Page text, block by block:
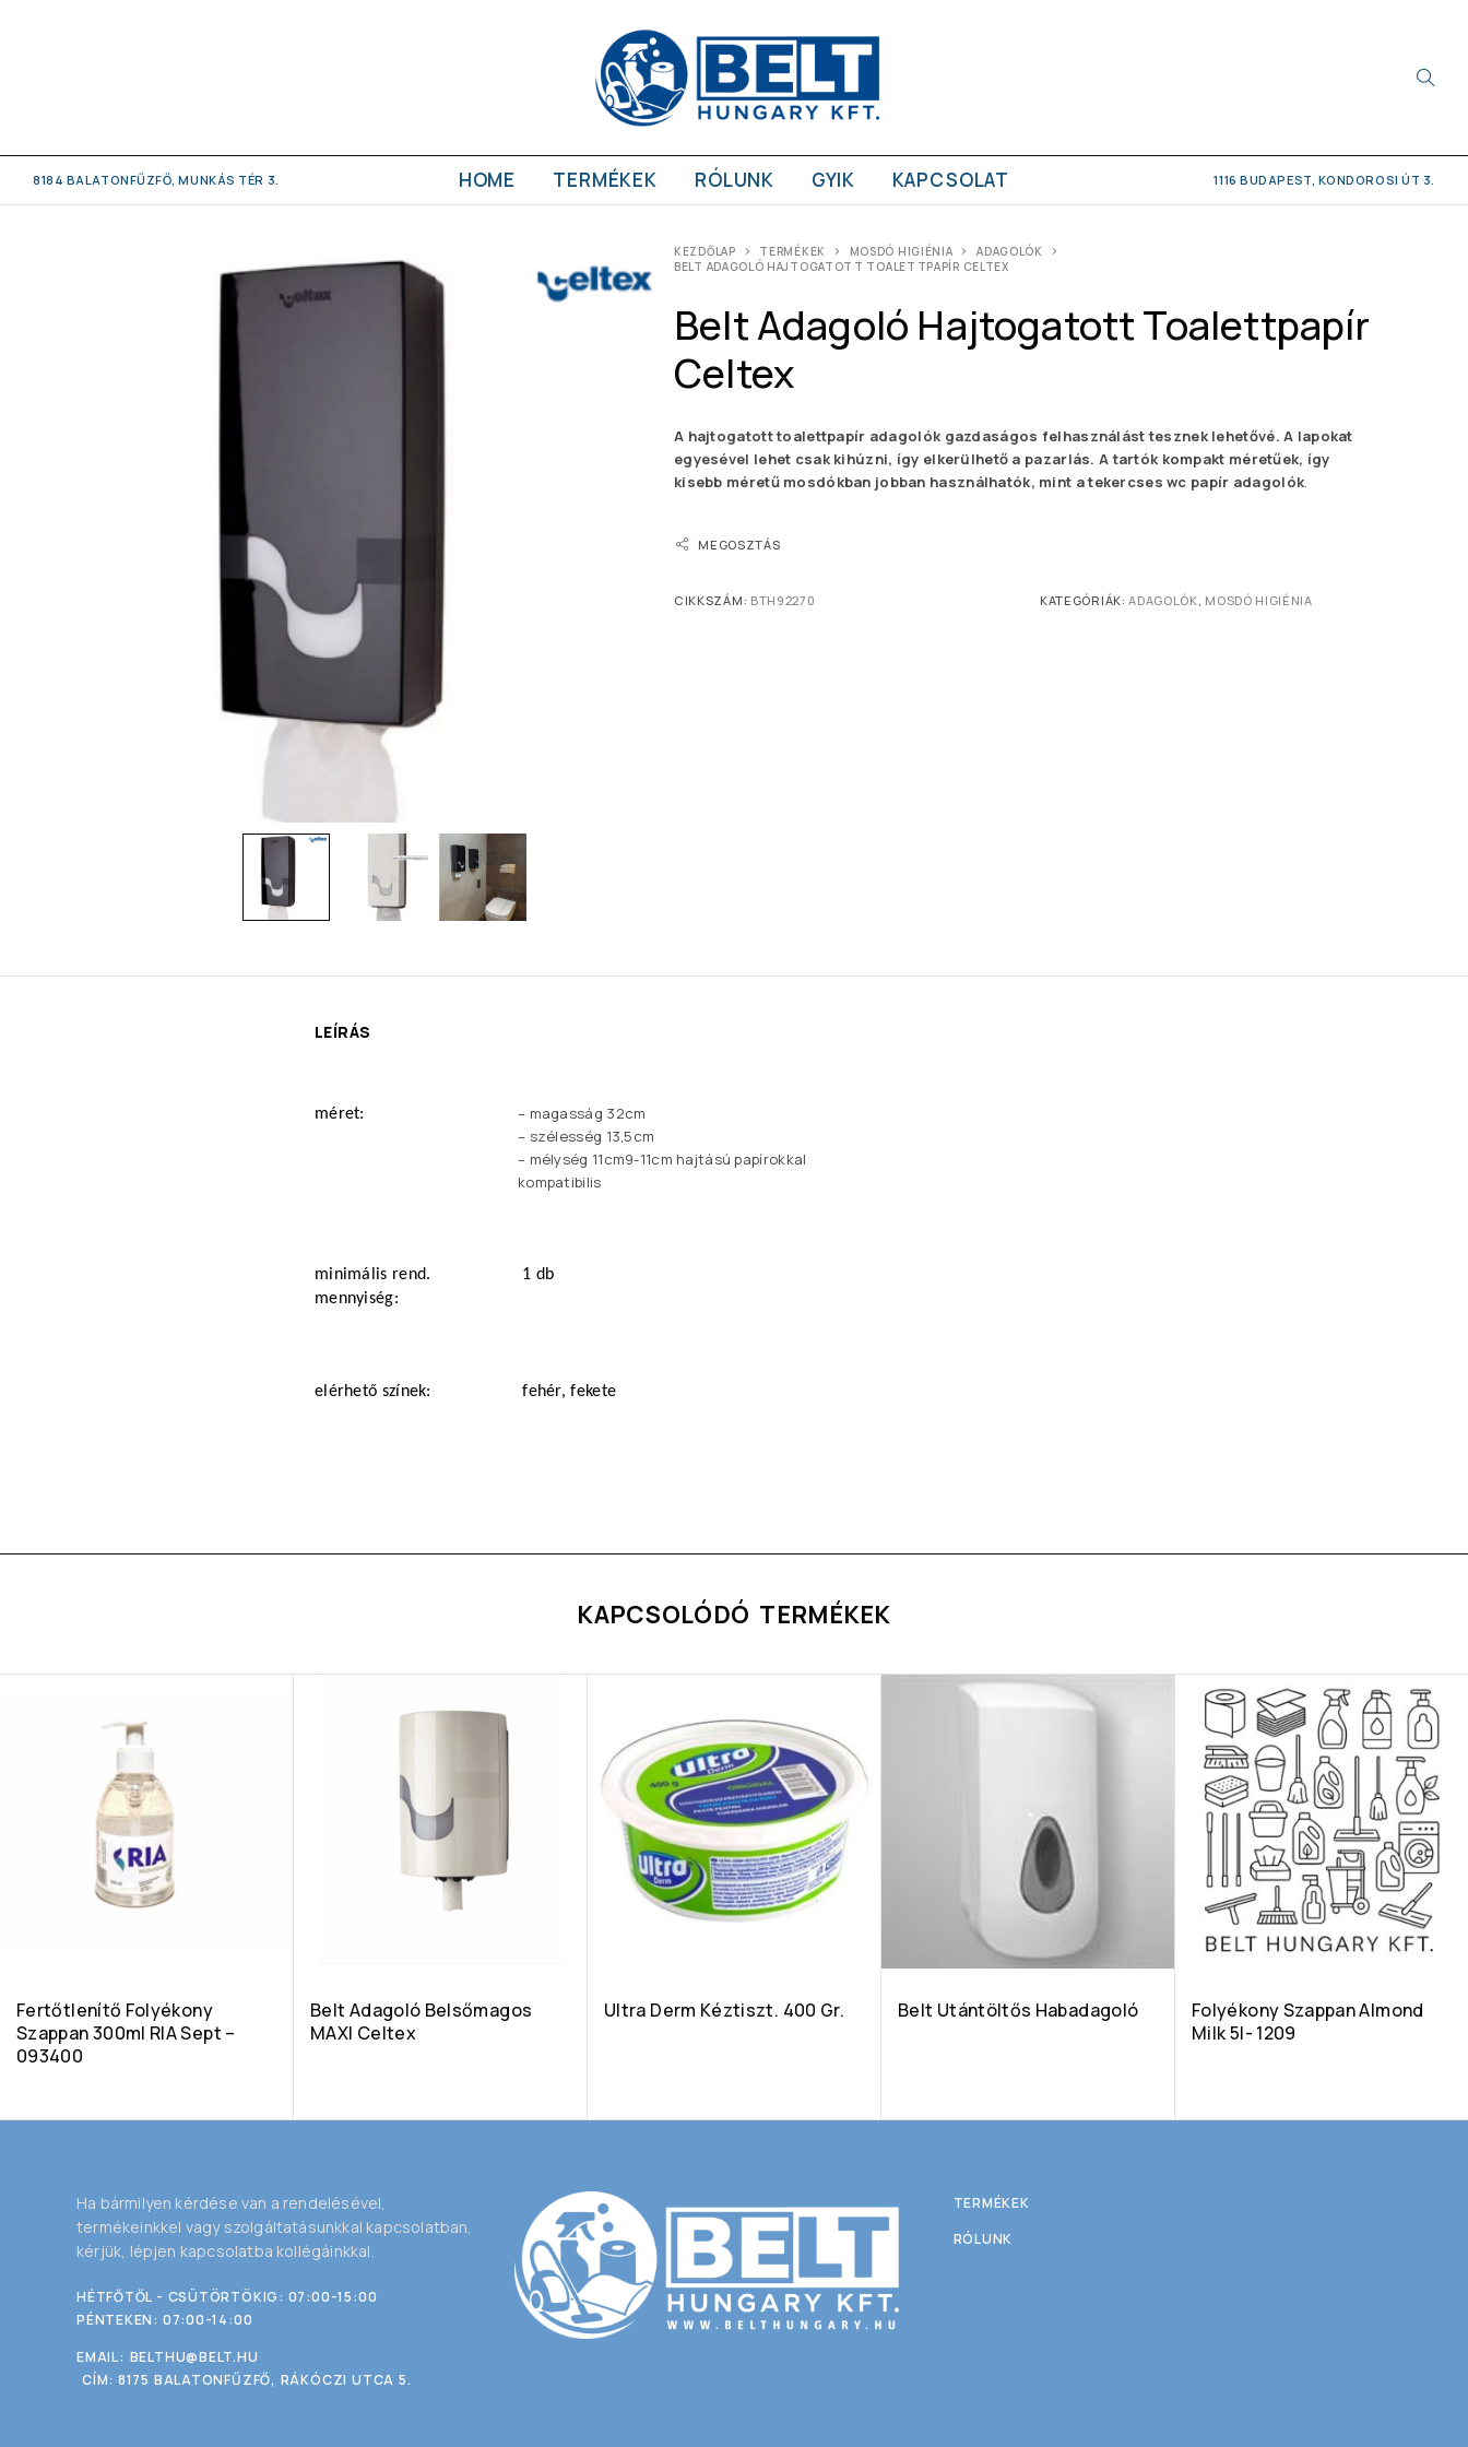
8184 BALATONFŰZFŐ, MUNKÁS TÉR 3. HOME TERMÉKEK RÓLUNK GYIK KAPCSOLAT 1116 BUDAPEST, KONDOROSI ÚT 3.
KEZDŐLAP TERMÉKEK MOSDÓ HIGIÉNIA
ADAGOLÓK
BELT ADAGOLÓ HAJTOGATOTT TOALETTPAPÍR CELTEX
Belt Adagoló Hajtogatott Toalettpapír
Celtex
A hajtogatott toalettpapír adagolók gazdaságos felhasználást tesznek lehetővé. A lapokat
egyesével lehet csak kihúzni, így elkerülhető a pazarlás. A tartók kompakt méretűek, így
kisebb méretű mosdókban jobban használhatók, mint a tekercses wc papír adagolók.
MEGOSZTÁS
CIKKSZÁM: BTH92270 KATEGÓRIÁK:ADAGOLÓK MOSDÓ HIGIÉNIA
LEÍRÁS
méret:
– magasság 32cm
– szélesség 13,5cm
– mélység 11cm9-11cm hajtású papírokkal
kompatibilis
minimális rend.
mennyiség:
1 db
elérhető színek: fehér, fekete
KAPCSOLÓDÓ TERMÉKEK
Fertőtlenítő Folyékony
Szappan 300ml RIA Sept –
093400
Belt Adagoló Belsőmagos
MAXI Celtex
Ultra Derm Kéztiszt. 400 Gr. Belt Utántöltős Habadagoló
Folyékony Szappan Almond
Milk 5l- 1209
Ha bármilyen kérdése van a rendelésével,
termékeinkkel vagy szolgáltatásunkkal kapcsolatban,
kérjük, lépjen kapcsolatba kollégáinkkal.
HÉTFŐTŐL - CSÜTÖRTÖKIG: 07:00-15:00
PÉNTEKEN: 07:00-14:00
EMAIL: BELTHU@BELT.HU
CÍM: 8175 BALATONFŰZFŐ, RÁKÓCZI UTCA 5.
TERMÉKEK
RÓLUNK